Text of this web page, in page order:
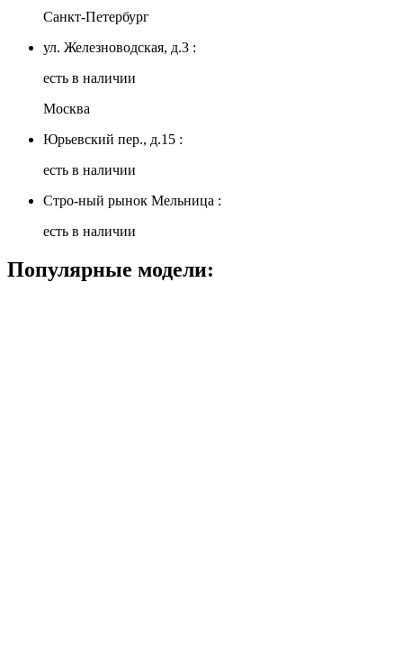
Санкт-Петербург
ул. Железноводская, д.3 :
есть в наличии
Москва
Юрьевский пер., д.15 :
есть в наличии
Стро-ный рынок Мельница :
есть в наличии
Популярные модели: